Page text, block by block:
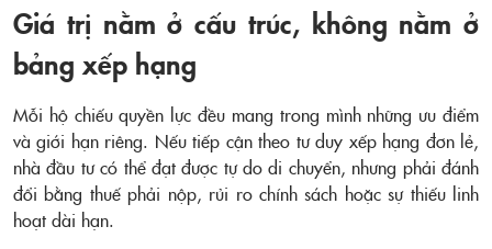
Giá trị nằm ở cấu trúc, không nằm ở
bảng xếp hạng
Mỗi hộ chiếu quyền lực đều mang trong mình những ưu điểm
và giới hạn riêng. Nếu tiếp cận theo tư duy xếp hạng đơn lẻ,
nhà đầu tư có thể đạt được tự do di chuyển, nhưng phải đánh
đổi bằng thuế phải nộp, rủi ro chính sách hoặc sự thiếu linh
hoạt dài hạn.